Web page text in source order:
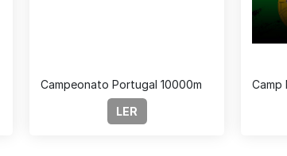
Campeonato Portugal 10000m
LER
Camp